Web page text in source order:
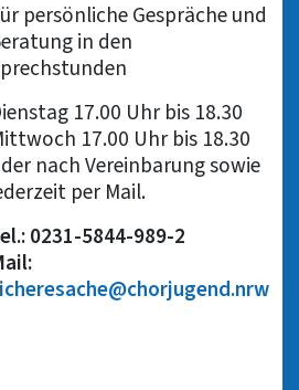
persönliche Gespräche und
in den
17.00 Uhr bis 18.30
17.00 Uhr bis 18.30
nach Vereinbarung sowie
per Mail.
0231-5844-989-2